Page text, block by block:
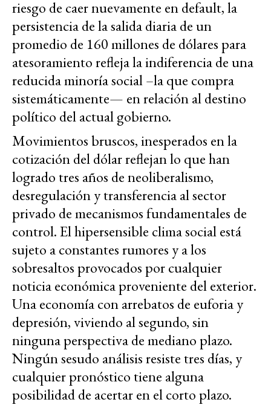
riesgo de caer nuevamente en default, la
persistencia de la salida diaria de un
promedio de 160 millones de dólares para
atesoramiento refleja la indiferencia de una
reducida minoría social –la que compra
sistemáticamente— en relación al destino
político del actual gobierno.
Movimientos bruscos, inesperados en la
cotización del dólar reflejan lo que han
logrado tres años de neoliberalismo,
desregulación y transferencia al sector
privado de mecanismos fundamentales de
control. El hipersensible clima social está
sujeto a constantes rumores y a los
sobresaltos provocados por cualquier
noticia económica proveniente del exterior.
Una economía con arrebatos de euforia y
depresión, viviendo al segundo, sin
ninguna perspectiva de mediano plazo.
Ningún sesudo análisis resiste tres días, y
cualquier pronóstico tiene alguna
posibilidad de acertar en el corto plazo.